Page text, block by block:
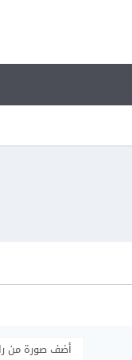
أضف صورة من